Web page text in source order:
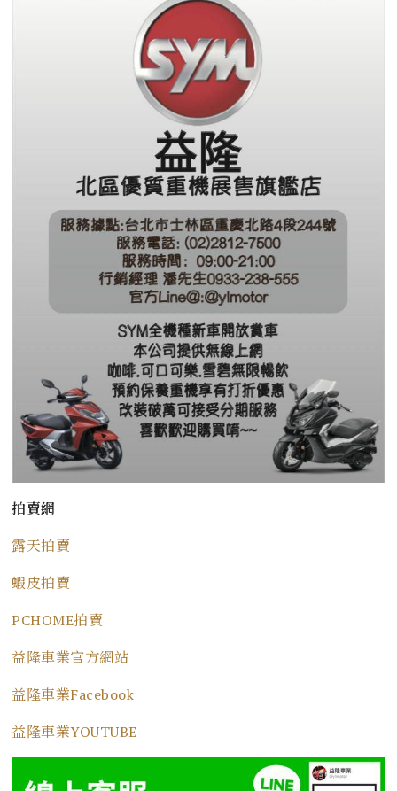
拍賣網
露天拍賣
蝦皮拍賣
PCHOME拍賣
益隆車業官方網站
益隆車業Facebook
益隆車業YOUTUBE